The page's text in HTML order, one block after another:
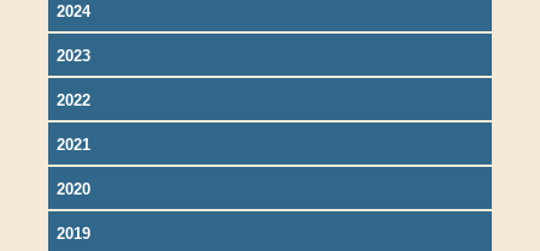
2024
2023
2022
2021
2020
2019